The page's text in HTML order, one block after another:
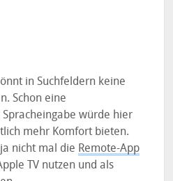
in Suchfeldern keine
Schon eine
würde hier
mehr Komfort bieten.
nicht mal die Remote-App
TV nutzen und als